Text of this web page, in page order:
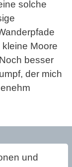
solche
Moore
besser
der mich
und